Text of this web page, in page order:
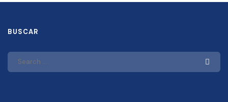
BUSCAR